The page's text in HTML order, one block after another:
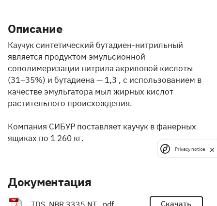
Описание
Каучук синтетический бутадиен-нитрильный
является продуктом эмульсионной
сополимеризации нитрила акриловой кислоты
(31–35%) и бутадиена — 1,3 , с использованием в
качестве эмульгатора мыл жирных кислот
растительного происхождения.
Компания СИБУР поставляет каучук в фанерных
ящиках по 1 260 кг.
Документация
TDS_NBR 3335 NT_.pdf Скачать
Privacy notice